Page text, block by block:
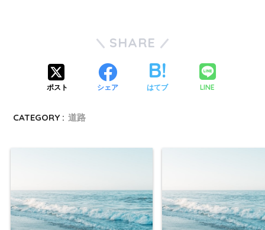
SHARE
ポスト シェア はてブ LINE
CATEGORY : 道路